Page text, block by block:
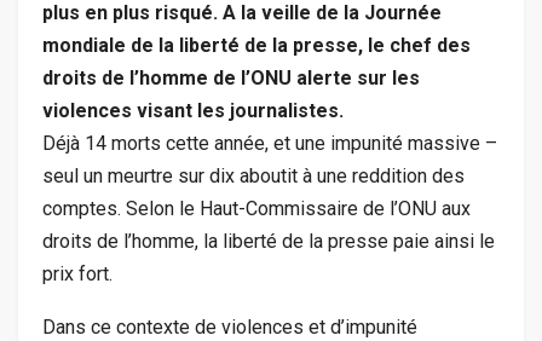
plus en plus risqué. A la veille de la Journée
mondiale de la liberté de la presse, le chef des
droits de l’homme de l’ONU alerte sur les
violences visant les journalistes.
Déjà 14 morts cette année, et une impunité massive –
seul un meurtre sur dix aboutit à une reddition des
comptes. Selon le Haut-Commissaire de l’ONU aux
droits de l’homme, la liberté de la presse paie ainsi le
prix fort.
Dans ce contexte de violences et d’impunité